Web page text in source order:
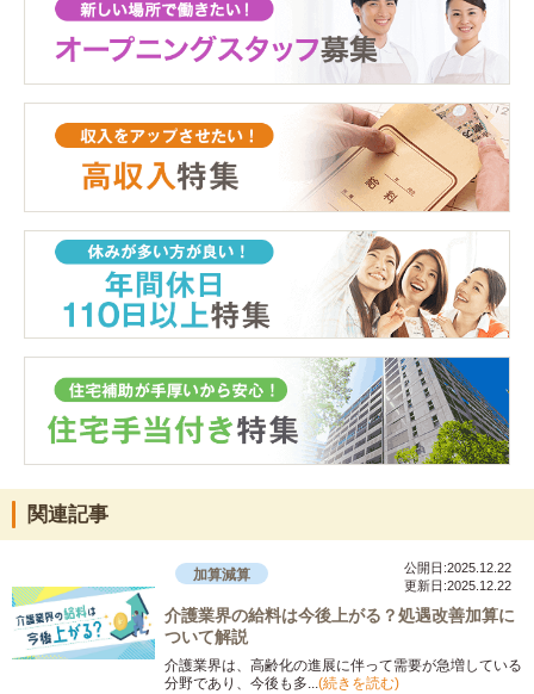
関連記事
加算減算
公開日:2025.12.22
更新日:2025.12.22
介護業界の給料は今後上がる？処遇改善加算に
ついて解説
介護業界は、高齢化の進展に伴って需要が急増している
分野であり、今後も多...(続きを読む)